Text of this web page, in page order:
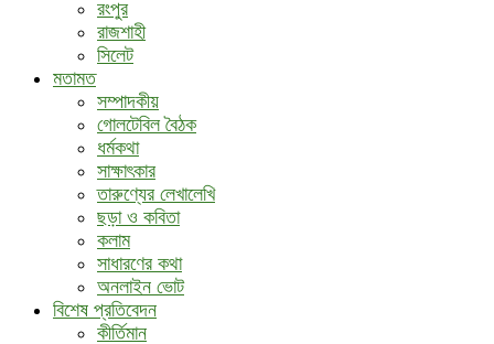
রংপুর
রাজশাহী
সিলেট
মতামত
সম্পাদকীয়
গোলটেবিল বৈঠক
ধর্মকথা
সাক্ষাৎকার
তারুণ্যের লেখালেখি
ছড়া ও কবিতা
কলাম
সাধারণের কথা
অনলাইন ভোট
বিশেষ প্রতিবেদন
কীর্তিমান